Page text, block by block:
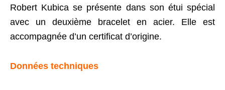
Robert Kubica se présente dans son étui spécial
avec un deuxième bracelet en acier. Elle est
accompagnée d’un certificat d’origine.
Données techniques